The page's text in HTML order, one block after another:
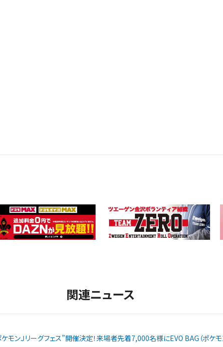
関連ニュース
モンＪリーグフェス”開催決定！来場者先着7,000名様にEVO BAG（ポケモ